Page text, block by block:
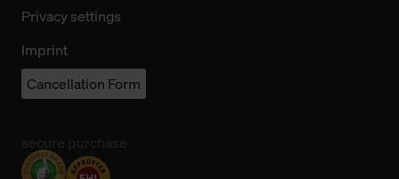
Privacy settings
Imprint
Cancellation Form